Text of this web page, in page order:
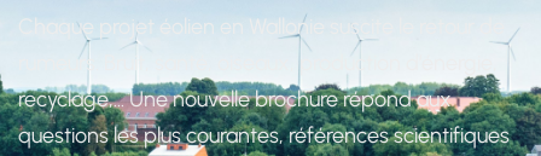
Chaque projet éolien en Wallonie suscite le retour de
rumeurs. Bruit, santé, oiseaux, production d’énergie,
recyclage,… Une nouvelle brochure répond aux
questions les plus courantes, références scientifiques